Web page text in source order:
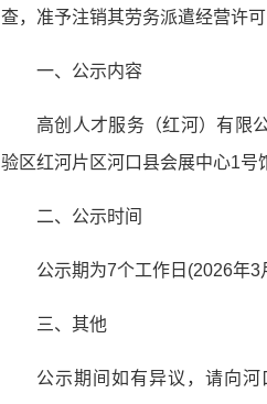
查，准予注销其劳务派遣经营许
一、公示内容
高创人才服务（红河）有限
验区红河片区河口县会展中心1号
二、公示时间
公示期为7个工作日(2026年3
三、其他
公示期间如有异议，请向